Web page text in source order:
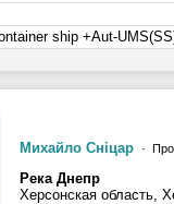
ship +Aut-
Михайло Снiцар ·
Река Днепр
Херсонская область,